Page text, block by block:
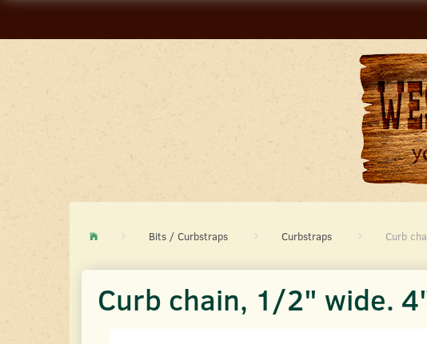
Bits / Curbstraps Curbstraps Curb
Curb chain, 1/2" wide.